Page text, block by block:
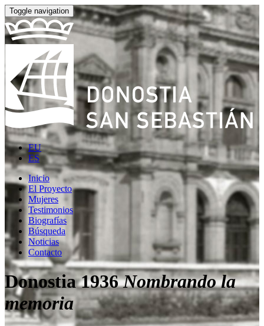
Toggle navigation
EU
ES
Inicio
El Proyecto
Mujeres
Testimonios
Biografías
Búsqueda
Noticias
Contacto
Donostia 1936Nombrando la
memoria